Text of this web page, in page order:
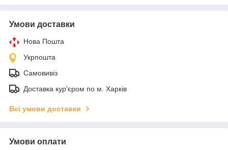
Умови доставки
Нова Пошта
Укрпошта
Самовивіз
Доставка кур'єром по м. Харків
Всі умови доставки
Умови оплати